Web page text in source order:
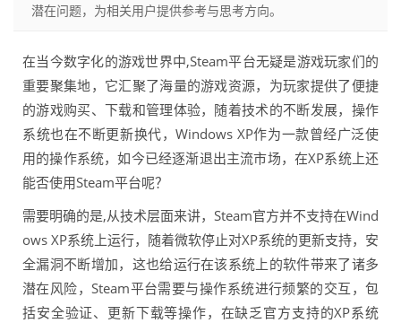
潜在问题，为相关用户提供参考与思考方向。
在当今数字化的游戏世界中,Steam平台无疑是游戏玩家们的
重要聚集地，它汇聚了海量的游戏资源，为玩家提供了便捷
的游戏购买、下载和管理体验，随着技术的不断发展，操作
系统也在不断更新换代，Windows XP作为一款曾经广泛使
用的操作系统，如今已经逐渐退出主流市场，在XP系统上还
能否使用Steam平台呢？
需要明确的是,从技术层面来讲，Steam官方并不支持在Wind
ows XP系统上运行，随着微软停止对XP系统的更新支持，安
全漏洞不断增加，这也给运行在该系统上的软件带来了诸多
潜在风险，Steam平台需要与操作系统进行频繁的交互，包
括安全验证、更新下载等操作，在缺乏官方支持的XP系统